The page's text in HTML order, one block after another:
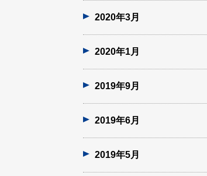
2020年3月
2020年1月
2019年9月
2019年6月
2019年5月